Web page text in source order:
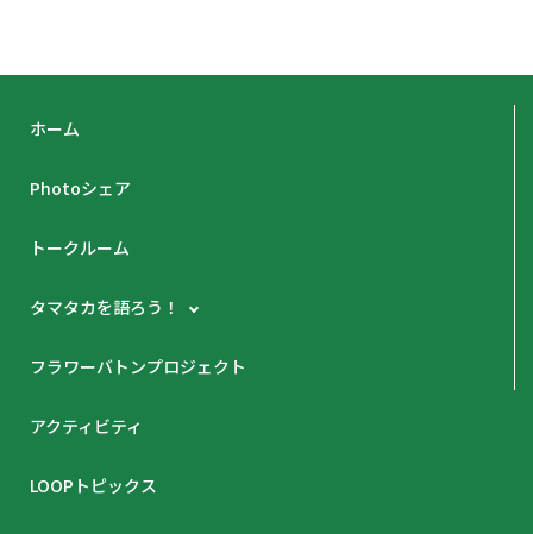
ホーム
Photoシェア
トークルーム
タマタカを語ろう！
フラワーバトンプロジェクト
アクティビティ
LOOPトピックス